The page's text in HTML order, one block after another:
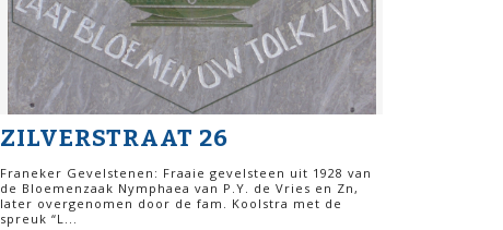
ZILVERSTRAAT 26
Franeker Gevelstenen: Fraaie gevelsteen uit 1928 van
de Bloemenzaak Nymphaea van P.Y. de Vries en Zn,
later overgenomen door de fam. Koolstra met de
spreuk “L...